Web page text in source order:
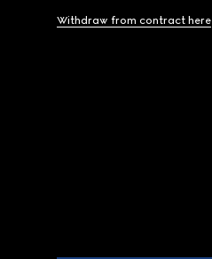
Withdraw from contract here